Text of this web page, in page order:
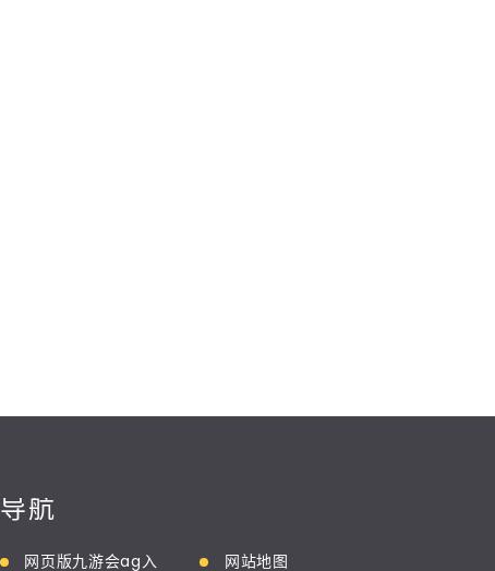
导航
网页版九游会ag入 网站地图